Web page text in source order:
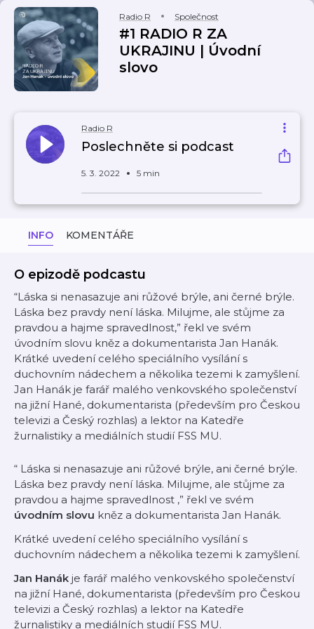
Radio R Společnost
#1 RADIO R ZA
UKRAJINU | Úvodní
slovo
Radio R
Poslechněte si podcast
5. 3. 2022 5 min
INFO KOMENTÁŘE
O epizodě podcastu
“Láska si nenasazuje ani růžové brýle, ani černé brýle.
Láska bez pravdy není láska. Milujme, ale stůjme za
pravdou a hajme spravedlnost,” řekl ve svém
úvodním slovu kněz a dokumentarista Jan Hanák.
Krátké uvedení celého speciálního vysílání s
duchovním nádechem a několika tezemi k zamyšlení.
Jan Hanák je farář malého venkovského společenství
na jižní Hané, dokumentarista (především pro Českou
televizi a Český rozhlas) a lektor na Katedře
žurnalistiky a mediálních studií FSS MU.
“ Láska si nenasazuje ani růžové brýle, ani černé brýle.
Láska bez pravdy není láska. Milujme, ale stůjme za
pravdou a hajme spravedlnost ,” řekl ve svém
úvodním slovu kněz a dokumentarista Jan Hanák.
Krátké uvedení celého speciálního vysílání s
duchovním nádechem a několika tezemi k zamyšlení.
Jan Hanák je farář malého venkovského společenství
na jižní Hané, dokumentarista (především pro Českou
televizi a Český rozhlas) a lektor na Katedře
žurnalistiky a mediálních studií FSS MU.